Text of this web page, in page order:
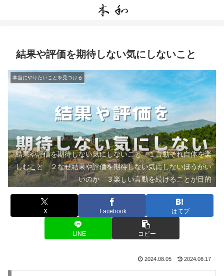
結果や評価を期待しない気にしないこと
本当にやりたいことを見つける
結果や評価を期待しない気にしないこと １言動それ自体を楽
しむこと ２なぜ結果や評価を期待しない気にしないほうがい
いのか ３楽しい言動を続けることが目的
X Facebook はてブ
LINE コピー
2024.08.05 2024.08.17